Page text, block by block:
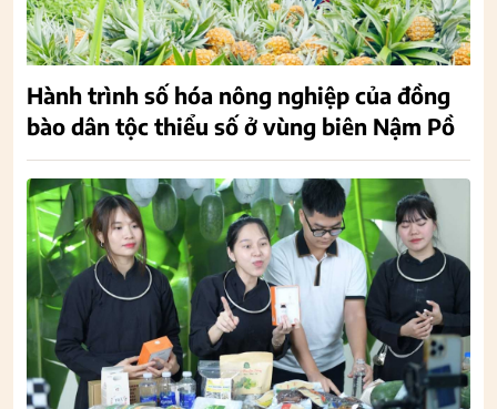
Hành trình số hóa nông nghiệp của đồng
bào dân tộc thiểu số ở vùng biên Nậm Pồ